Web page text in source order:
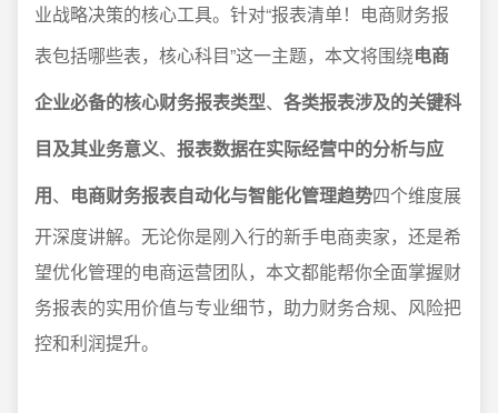
业战略决策的核心工具。针对“报表清单！电商财务报
表包括哪些表，核心科目”这一主题，本文将围绕电商
企业必备的核心财务报表类型、 各类报表涉及的关键科
目及其业务意义、 报表数据在实际经营中的分析与应
用、 电商财务报表自动化与智能化管理趋势四个维度展
开深度讲解。无论你是刚入行的新手电商卖家，还是希
望优化管理的电商运营团队，本文都能帮你全面掌握财
务报表的实用价值与专业细节，助力财务合规、风险把
控和利润提升。